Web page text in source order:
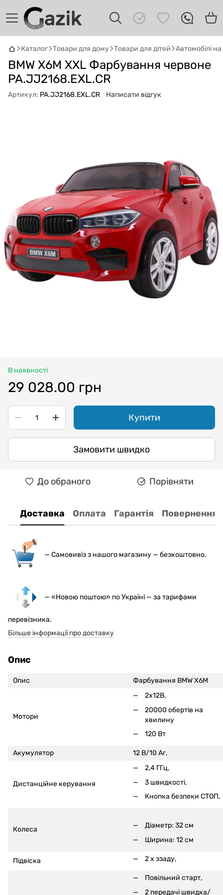
Каталог Товари для дому Товари для дітей Автомобілі
BMW X6M XXL Фарбування червоне
PA.JJ2168.EXL.CR
Артикул: PA.JJ2168.EXL.CR Написати відгук
В наявності
29 028.00 грн
Купити
Замовити швидко
До обраного Порівняти
Доставка Оплата Гарантія Повернення
— Самовивіз з нашого магазину — безкоштовно.
— «Новою поштою» по Україні — за тарифами
перевізника.
Більше інформації про доставку
Опис
Опис Фарбування BMW X6M
Мотори
2x12В,
20000 обертів на
хвилину
120 Вт
Акумулятор 12 В/10 Аг,
Дистанційне керування
2,4 ГГц,
3 швидкості,
Кнопка безпеки СТОП,
Колеса
Діаметр: 32 см
Ширина: 12 см
Підвіска 2 x ззаду,
Повільний старт,
2 передачі швидка/
GAZIKAI
Онлайн · пошук техніки
Привіт! 👋 Я Gazik AI — допоможу